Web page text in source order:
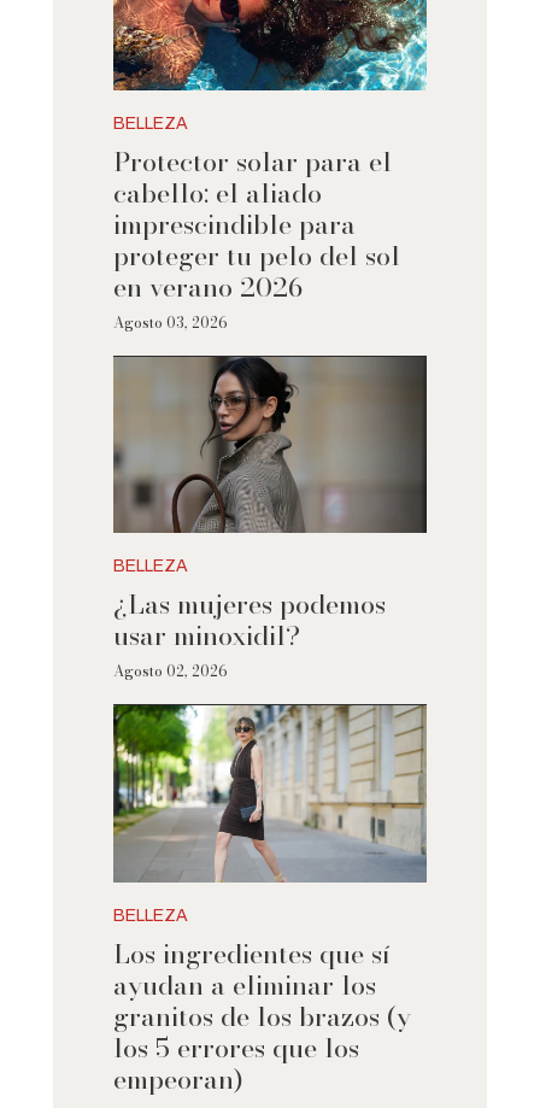
BELLEZA
Protector solar para el
cabello: el aliado
imprescindible para
proteger tu pelo del sol
en verano 2026
Agosto 03, 2026
BELLEZA
¿Las mujeres podemos
usar minoxidil?
Agosto 02, 2026
BELLEZA
Los ingredientes que sí
ayudan a eliminar los
granitos de los brazos (y
los 5 errores que los
empeoran)